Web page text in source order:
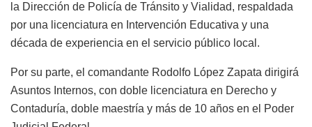
la Dirección de Policía de Tránsito y Vialidad, respaldada
por una licenciatura en Intervención Educativa y una
década de experiencia en el servicio público local.
Por su parte, el comandante Rodolfo López Zapata dirigirá
Asuntos Internos, con doble licenciatura en Derecho y
Contaduría, doble maestría y más de 10 años en el Poder